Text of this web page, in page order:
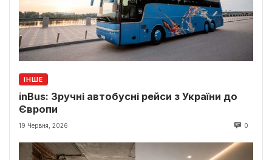
ІНШЕ
inBus: Зручні автобусні рейси з України до
Європи
19 Червня, 2026 0